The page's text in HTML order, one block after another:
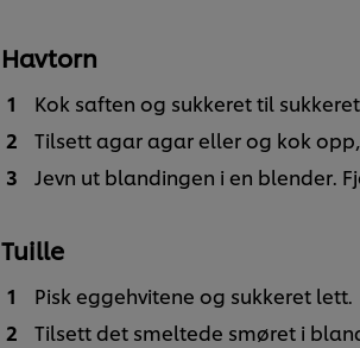
Havtorn
Kok saften og sukkeret til
Tilsett agar agar eller og kok
Jevn ut blandingen i en blender.
Tuille
Pisk eggehvitene og sukkeret lett.
Tilsett det smeltede smøret i